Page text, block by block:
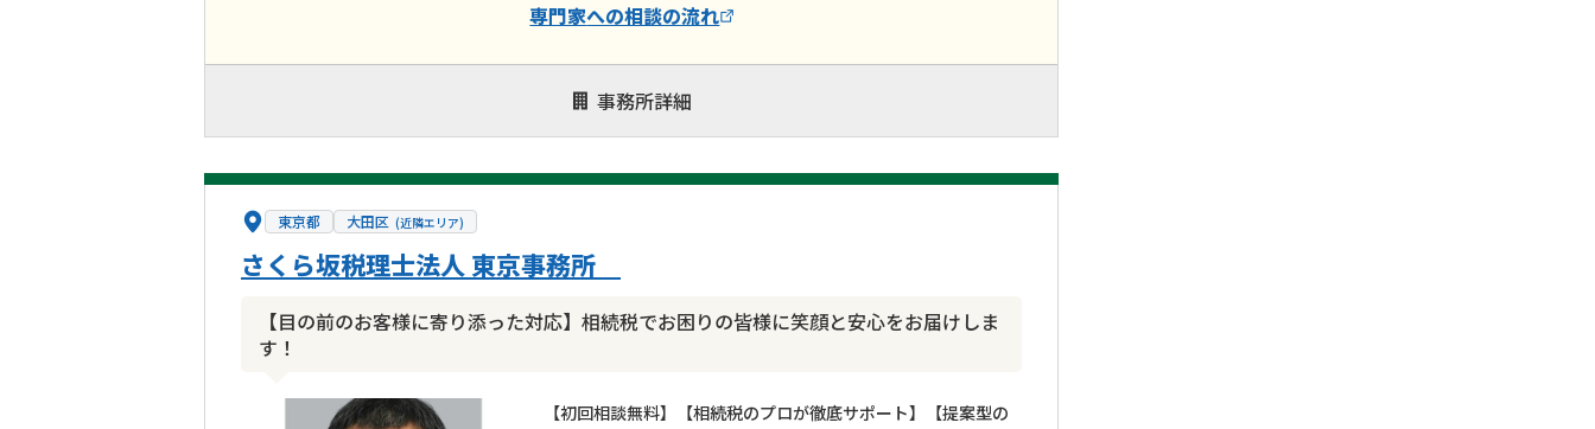
専門家への相談の流れ
事務所詳細
東京都 大田区 (近隣エリア)
【目の前のお客様に寄り添った対応】相続税でお困りの皆様に笑顔と安心をお届けしま
す！
さくら坂税理士法人 東京事務所
【初回相談無料】【相続税のプロが徹底サポート】【提案型の